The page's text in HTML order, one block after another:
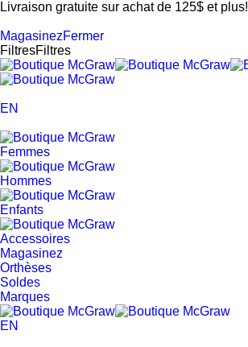
Livraison gratuite sur achat de 125$ et plus!
MagasinezFermer
FiltresFiltres
EN
Femmes
Hommes
Enfants
Accessoires
Magasinez
Orthèses
Soldes
Marques
EN